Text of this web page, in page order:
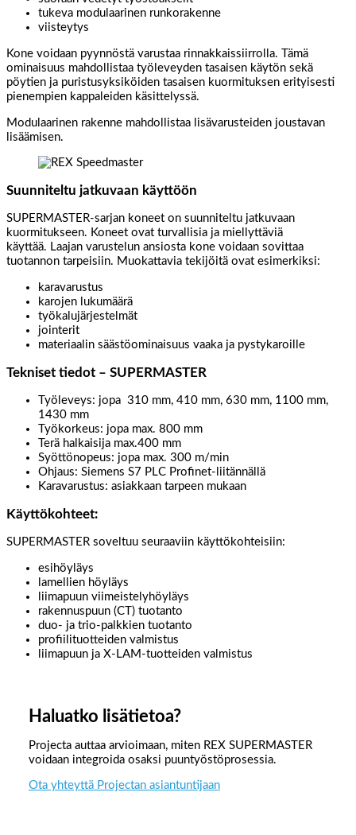
tukeva modulaarinen runkorakenne
viisteytys
Kone voidaan pyynnöstä varustaa rinnakkaissiirrolla. Tämä
ominaisuus mahdollistaa työleveyden tasaisen käytön sekä
pöytien ja puristusyksiköiden tasaisen kuormituksen erityisesti
pienempien kappaleiden käsittelyssä.
Modulaarinen rakenne mahdollistaa lisävarusteiden joustavan
lisäämisen.
Suunniteltu jatkuvaan käyttöön
SUPERMASTER-sarjan koneet on suunniteltu jatkuvaan
kuormitukseen. Koneet ovat turvallisia ja miellyttäviä
käyttää. Laajan varustelun ansiosta kone voidaan sovittaa
tuotannon tarpeisiin. Muokattavia tekijöitä ovat esimerkiksi:
karavarustus
karojen lukumäärä
työkalujärjestelmät
jointerit
materiaalin säästöominaisuus vaaka ja pystykaroille
Tekniset tiedot – SUPERMASTER
Työleveys: jopa 310 mm, 410 mm, 630 mm, 1100 mm,
1430 mm
Työkorkeus: jopa max. 800 mm
Terä halkaisija max.400 mm
Syöttönopeus: jopa max. 300 m/min
Ohjaus: Siemens S7 PLC Profinet-liitännällä
Karavarustus: asiakkaan tarpeen mukaan
Käyttökohteet:
SUPERMASTER soveltuu seuraaviin käyttökohteisiin:
esihöyläys
lamellien höyläys
liimapuun viimeistelyhöyläys
rakennuspuun (CT) tuotanto
duo- ja trio-palkkien tuotanto
profiilituotteiden valmistus
liimapuun ja X-LAM-tuotteiden valmistus
Haluatko lisätietoa?
Projecta auttaa arvioimaan, miten REX SUPERMASTER
voidaan integroida osaksi puuntyöstöprosessia.
Ota yhteyttä Projectan asiantuntijaan